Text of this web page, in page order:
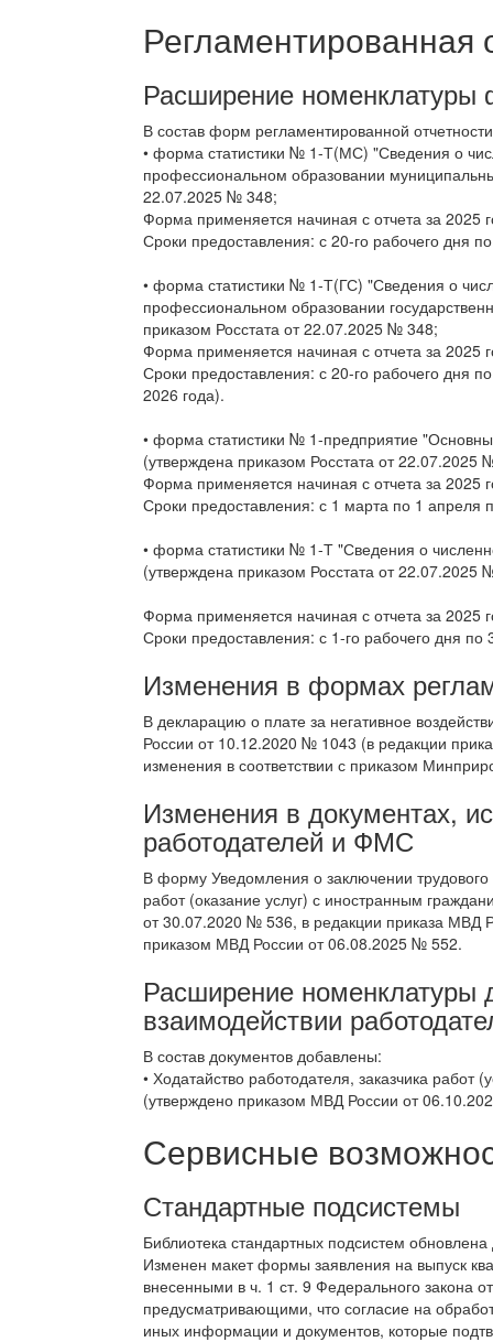
Регламентированная
Расширение номенклатуры
В состав форм регламентированной
• форма статистики № 1-Т(МС) "Сведения о
профессиональном образовании
22.07.2025 № 348;
Форма применяется начиная с отчета за 2025
Сроки предоставления: с 20-го рабочего дня
• форма статистики № 1-Т(ГС) "Сведения о
профессиональном образовании
приказом Росстата от 22.07.2025 № 348;
Форма применяется начиная с отчета за 2025
Сроки предоставления: с 20-го рабочего дня
2026 года).
• форма статистики № 1-предприятие
(утверждена приказом Росстата от 22.07.2025
Форма применяется начиная с отчета за 2025
Сроки предоставления: с 1 марта по 1 апреля
• форма статистики № 1-Т "Сведения о
(утверждена приказом Росстата от 22.07.2025
Форма применяется начиная с отчета за 2025
Сроки предоставления: с 1-го рабочего дня по
Изменения в формах
В декларацию о плате за негативное
России от 10.12.2020 № 1043 (в редакции
изменения в соответствии с приказом
Изменения в документах,
работодателей и ФМС
В форму Уведомления о заключении
работ (оказание услуг) с иностранным
от 30.07.2020 № 536, в редакции приказа МВД
приказом МВД России от 06.08.2025 № 552.
Расширение номенклатуры
взаимодействии
В состав документов добавлены:
• Ходатайство работодателя, заказчика
(утверждено приказом МВД России от
Сервисные
Стандартные подсистемы
Библиотека стандартных подсистем
Изменен макет формы заявления на выпуск
внесенными в ч. 1 ст. 9 Федерального
предусматривающими, что согласие на
иных информации и документов, которые